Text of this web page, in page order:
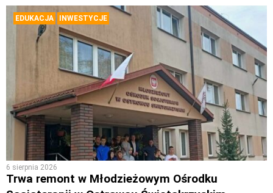
EDUKACJA INWESTYCJE
6 sierpnia 2026
Trwa remont w Młodzieżowym Ośrodku